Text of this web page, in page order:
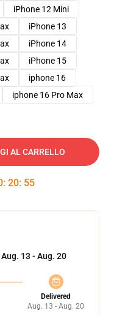
iPhone 12 Mini
iPhone 13
iPhone 14
iPhone 15
iphone 16
iphone 16 Pro Max
AL CARRELLO
: 20: 54
Aug. 13 - Aug. 20
Delivered
Aug. 13 - Aug. 20